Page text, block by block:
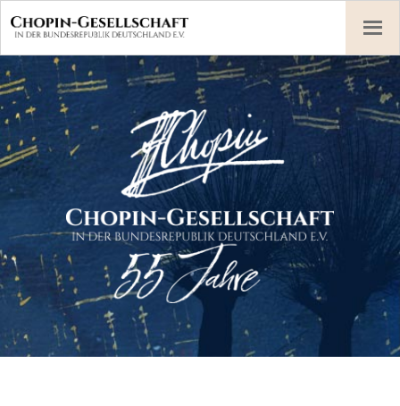
to
content
Chopin-Gesellschaft